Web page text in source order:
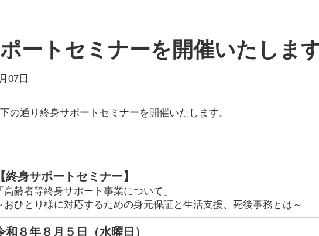
ートセミナーを開催いたしま
07日
の通り終身サポートセミナーを開催いたします。
【終身サポートセミナー】
「高齢者等終身サポート事業について」
おひとり様に対応するための身元保証と生活支援、死後事務とは～
和８年８月５日（水曜日）